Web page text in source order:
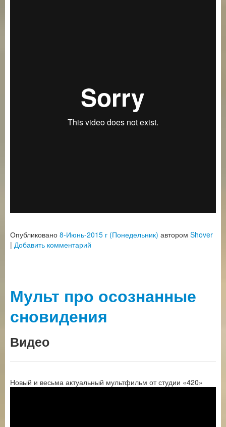
Опубликовано 8-Июнь-2015 г (Понедельник) автором Shover
| Добавить комментарий
Мульт про осознанные
сновидения
Видео
Новый и весьма актуальный мультфильм от студии «420»